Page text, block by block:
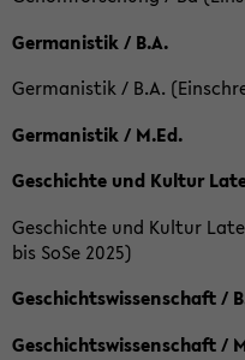
Germanistik / B.A.
Germanistik / B.A.
Germanistik / M.Ed.
Geschichte und Kultur
Geschichte und Kultur
bis SoSe 2025)
Geschichtswissenschaft /
Geschichtswissenschaft /